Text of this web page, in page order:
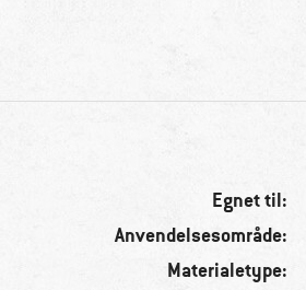
Egnet til:
Anvendelsesområde:
Materialetype: